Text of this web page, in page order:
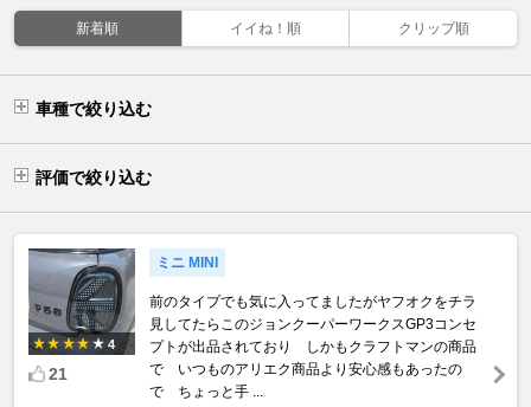
新着順 イイね！順 クリップ順
車種で絞り込む
評価で絞り込む
4
21
ミニ MINI
前のタイプでも気に入ってましたがヤフオクをチラ
見してたらこのジョンクーパーワークスGP3コンセ
プトが出品されており しかもクラフトマンの商品
で いつものアリエク商品より安心感もあったの
で ちょっと手 ...